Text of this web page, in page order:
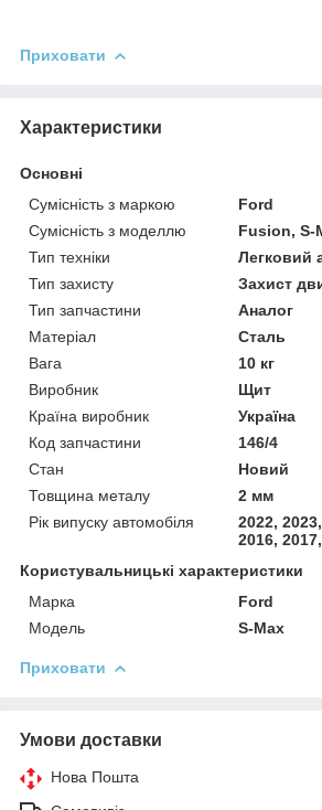
Приховати
Характеристики
Основні
Сумісність з маркою
Ford
Сумісність з моделлю
Fusion, S-
Тип техніки
Легковий
Тип захисту
Захист
Тип запчастини
Аналог
Матеріал
Сталь
Вага
10 кг
Виробник
Щит
Країна виробник
Україна
Код запчастини
146/4
Стан
Новий
Товщина металу
2 мм
Рік випуску автомобіля
2022,
2016,
Користувальницькі характеристики
Марка
Ford
Модель
S-Max
Приховати
Умови доставки
Нова Пошта